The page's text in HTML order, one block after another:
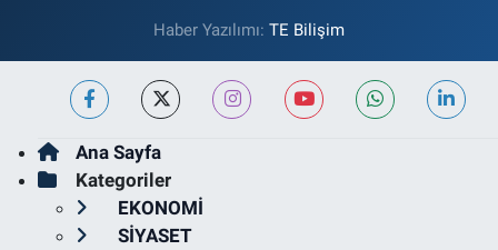
Haber Yazılımı: TE Bilişim
Ana Sayfa
Kategoriler
EKONOMİ
SİYASET